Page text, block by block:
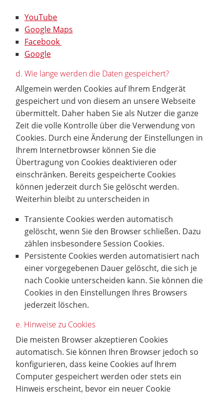
YouTube
Google Maps
Facebook
Google
d. Wie lange werden die Daten gespeichert?
Allgemein werden Cookies auf Ihrem Endgerät
gespeichert und von diesem an unsere Webseite
übermittelt. Daher haben Sie als Nutzer die ganze
Zeit die volle Kontrolle über die Verwendung von
Cookies. Durch eine Änderung der Einstellungen in
Ihrem Internetbrowser können Sie die
Übertragung von Cookies deaktivieren oder
einschränken. Bereits gespeicherte Cookies
können jederzeit durch Sie gelöscht werden.
Weiterhin bleibt zu unterscheiden in
Transiente Cookies werden automatisch
gelöscht, wenn Sie den Browser schließen. Dazu
zählen insbesondere Session Cookies.
Persistente Cookies werden automatisiert nach
einer vorgegebenen Dauer gelöscht, die sich je
nach Cookie unterscheiden kann. Sie können die
Cookies in den Einstellungen Ihres Browsers
jederzeit löschen.
e. Hinweise zu Cookies
Die meisten Browser akzeptieren Cookies
automatisch. Sie können Ihren Browser jedoch so
konfigurieren, dass keine Cookies auf Ihrem
Computer gespeichert werden oder stets ein
Hinweis erscheint, bevor ein neuer Cookie